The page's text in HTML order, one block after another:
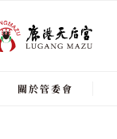
關於管委會